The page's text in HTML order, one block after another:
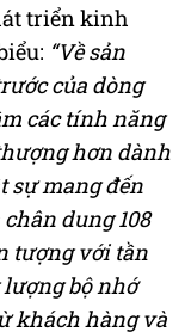
triển kinh
“Về sản
của dòng
các tính năng
hơn dành
sự mang đến
dung 108
tượng với tần
lượng bộ nhớ
khách hàng và